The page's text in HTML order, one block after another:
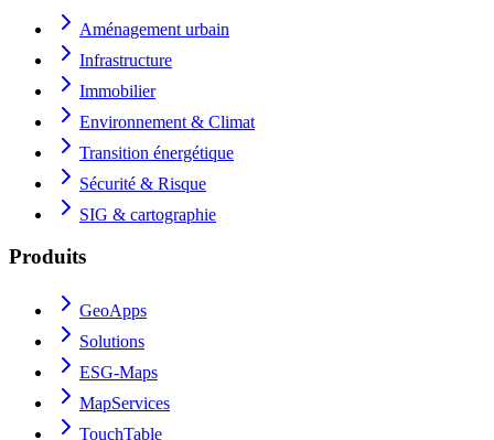
Aménagement urbain
Infrastructure
Immobilier
Environnement & Climat
Transition énergétique
Sécurité & Risque
SIG & cartographie
Produits
GeoApps
Solutions
ESG-Maps
MapServices
TouchTable